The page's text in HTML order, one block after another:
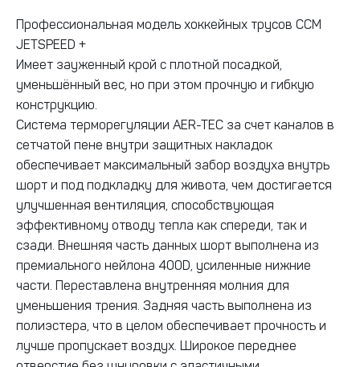
Профессиональная модель хоккейных трусов CCM
JETSPEED +
Имеет зауженный крой с плотной посадкой,
уменьшённый вес, но при этом прочную и гибкую
конструкцию.
Система терморегуляции AER-TEC за счет каналов в
сетчатой пене внутри защитных накладок
обеспечивает максимальный забор воздуха внутрь
шорт и под подкладку для живота, чем достигается
улучшенная вентиляция, способствующая
эффективному отводу тепла как спереди, так и
сзади. Внешняя часть данных шорт выполнена из
премиального нейлона 400D, усиленные нижние
части. Переставлена внутренняя молния для
уменьшения трения. Задняя часть выполнена из
полиэстера, что в целом обеспечивает прочность и
лучше пропускает воздух. Широкое переднее